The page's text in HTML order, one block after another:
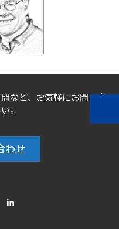
など、お気軽にお問い合
。
わせ